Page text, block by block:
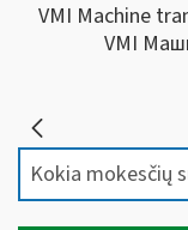
VMI Machine
VMI